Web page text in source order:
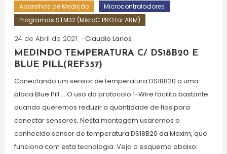
Aparelhos de Medição
Microcontroladores
Programas STM32 (MikroC PRO for ARM)
24 de Abril de 2021
Claudio Larios
MEDINDO TEMPERATURA C/ DS18B20 E
BLUE PILL(REF357)
Conectando um sensor de temperatura DS18B20 a uma
placa Blue Pill … O uso do protocolo 1-Wire facilita bastante
quando queremos reduzir a quantidade de fios para
conectar sensores. Nesta montagem usaremos o
conhecido sensor de temperatura DS18B20 da Maxim, que
funciona com esta tecnologia. Veja o esquema abaixo: